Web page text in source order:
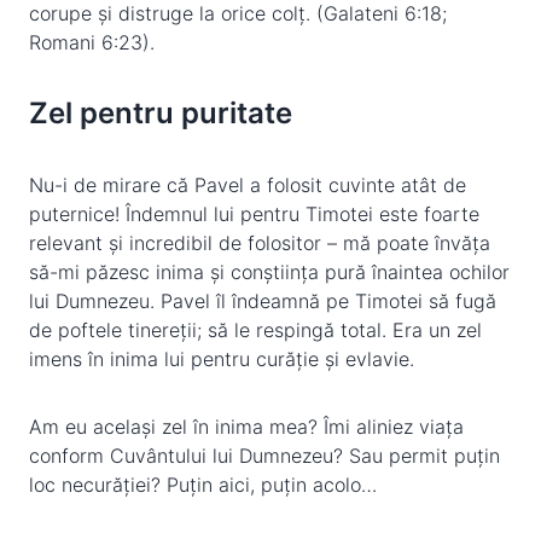
corupe și distruge la orice colț. (Galateni 6:18;
Romani 6:23).
Zel pentru puritate
Nu-i de mirare că Pavel a folosit cuvinte atât de
puternice! Îndemnul lui pentru Timotei este foarte
relevant și incredibil de folositor – mă poate învăța
să-mi păzesc inima și conștiința pură înaintea ochilor
lui Dumnezeu. Pavel îl îndeamnă pe Timotei să fugă
de poftele tinereții; să le respingă total. Era un zel
imens în inima lui pentru curăție și evlavie.
Am eu același zel în inima mea? Îmi aliniez viața
conform Cuvântului lui Dumnezeu? Sau permit puțin
loc necurăției? Puțin aici, puțin acolo…